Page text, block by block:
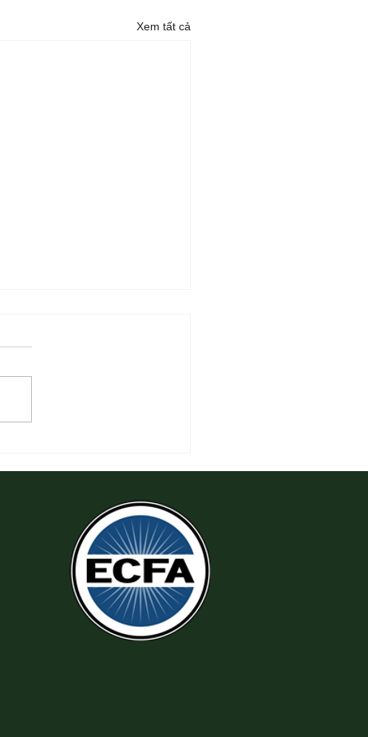
Xem tất cả